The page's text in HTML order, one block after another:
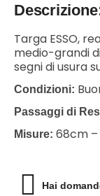
Targa ESSO,
medio-grandi
segni di usura
Condizioni:
Passaggi di
Misure: 68cm –
Hai